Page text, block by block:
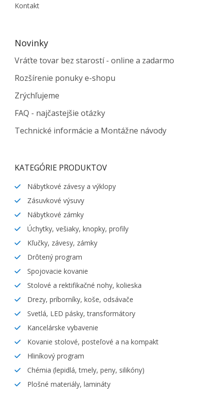
Kontakt
Novinky
Vráťte tovar bez starostí - online a zadarmo
Rozšírenie ponuky e-shopu
Zrýchľujeme
FAQ - najčastejšie otázky
Technické informácie a Montážne návody
KATEGÓRIE PRODUKTOV
Nábytkové závesy a výklopy
Zásuvkové výsuvy
Nábytkové zámky
Úchytky, vešiaky, knopky, profily
Kľučky, závesy, zámky
Drôtený program
Spojovacie kovanie
Stolové a rektifikačné nohy, kolieska
Drezy, príborníky, koše, odsávače
Svetlá, LED pásky, transformátory
Kancelárske vybavenie
Kovanie stolové, posteľové a na kompakt
Hliníkový program
Chémia (lepidlá, tmely, peny, silikóny)
Plošné materiály, lamináty